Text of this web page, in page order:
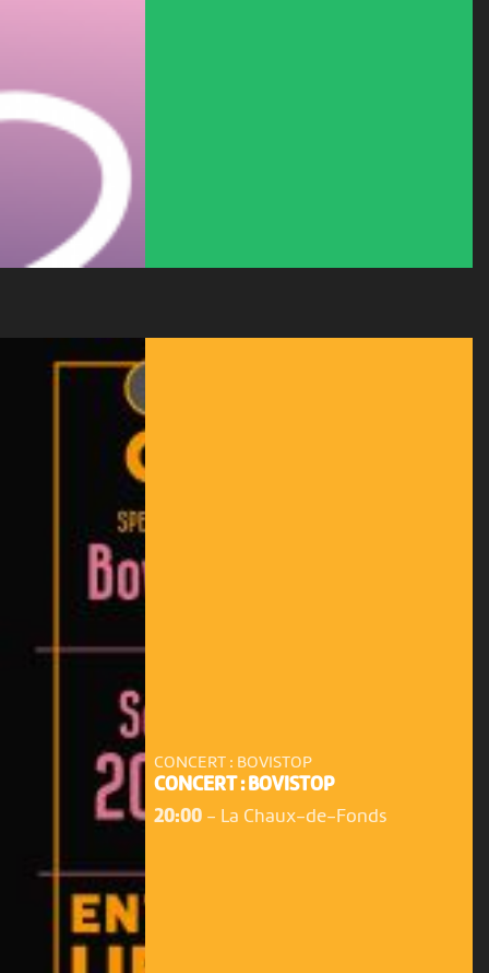
CONCERT : BOVISTOP
CONCERT : BOVISTOP
20:00- La Chaux-de-Fonds